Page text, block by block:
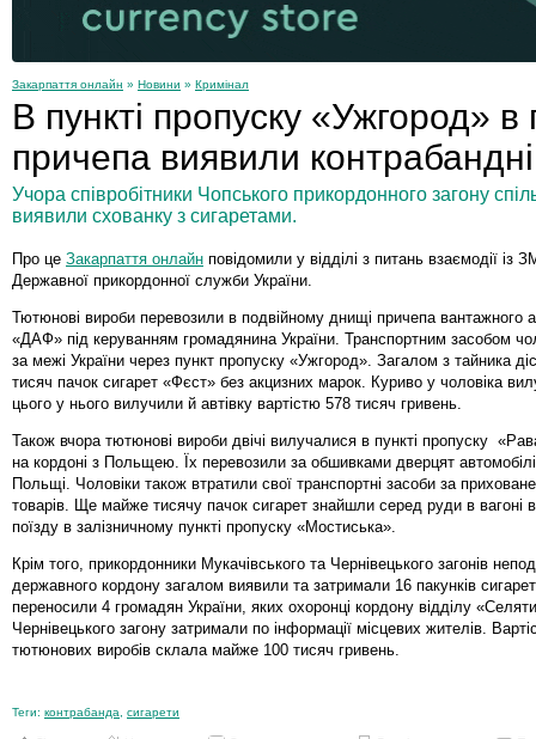
Закарпаття онлайн » Новини » Кримінал
В пункті пропуску «Ужгород»
причепа виявили
Учора співробітники Чопського прикордонного загону
виявили схованку з сигаретами.
Про це Закарпаття онлайн повідомили у відділі з питань взаємодії із
Державної прикордонної служби України.
Тютюнові вироби перевозили в подвійному днищі причепа вантажного
«ДАФ» під керуванням громадянина України. Транспортним засобом
за межі України через пункт пропуску «Ужгород». Загалом з тайника
тисяч пачок сигарет «Фєст» без акцизних марок. Куриво у чоловіка
цього у нього вилучили й автівку вартістю 578 тисяч гривень.
Також вчора тютюнові вироби двічі вилучалися в пункті пропуску
на кордоні з Польщею. Їх перевозили за обшивками дверцят
Польщі. Чоловіки також втратили свої транспортні засоби за
товарів. Ще майже тисячу пачок сигарет знайшли серед руди в вагоні
поїзду в залізничному пункті пропуску «Мостиська».
Крім того, прикордонники Мукачівського та Чернівецького загонів
державного кордону загалом виявили та затримали 16 пакунків
переносили 4 громадян України, яких охоронці кордону відділу
Чернівецького загону затримали по інформації місцевих жителів.
тютюнових виробів склала майже 100 тисяч гривень.
Теги: контрабанда сигарети